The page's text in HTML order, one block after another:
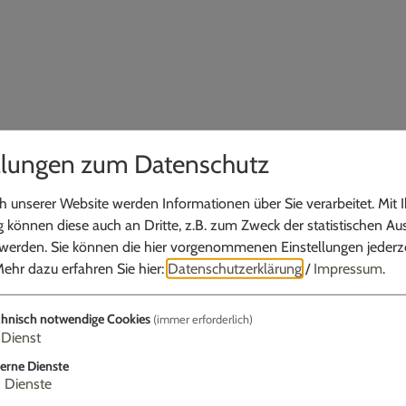
zum Datenschutz
unserer Website werden Informationen über Sie verarbeitet. Mit
können diese auch an Dritte, z.B. zum Zweck der statistischen
Sie können die hier vorgenommenen Einstellungen
dazu erfahren Sie hier: Datenschutzerklärung / Impressum.
notwendige Cookies (immer erforderlich)
Dienst
Dienste
Dienste